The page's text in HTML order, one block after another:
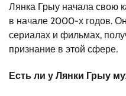
Лянка Грыу начала свою
в начале 2000-х годов.
сериалах и фильмах,
признание в этой сфере.
Есть ли у Лянки Грыу